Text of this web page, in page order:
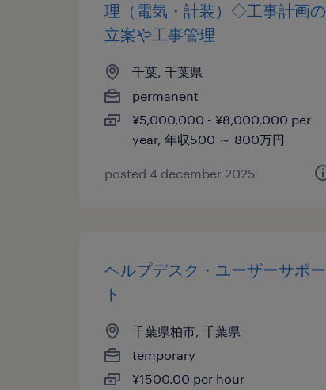
理（電気・計装）◇工事計画の
立案や工事管理
千葉, 千葉県
permanent
¥5,000,000 - ¥8,000,000 per
year, 年収500 ～ 800万円
posted 4 december 2025
ヘルプデスク・ユーザーサポー
ト
千葉県柏市, 千葉県
temporary
¥1500.00 per hour